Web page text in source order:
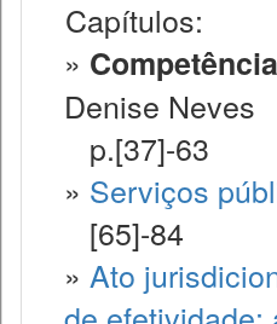
Capítulos:
»
Denise Neves
p.[37]-63
» Serviços
[65]-84
» Ato